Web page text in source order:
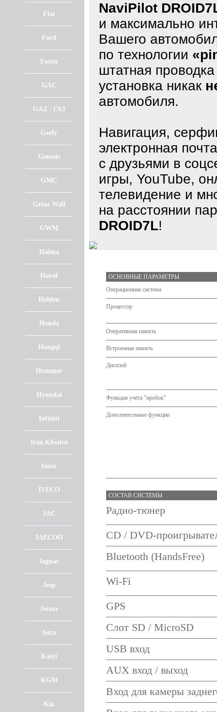
Fiat
Ford
Foton
GAC
GAZ / ГАЗ
Geely
Genesis
GMC
Great Wall
GWM
Haima
Haval
Holden
Honda
Hongqi
Hummer
Hyundai
Infiniti
Iran Khodro
Isuzu
IVECO
JAC
JAECOO
Jaguar
Jeep
Jetour
Jetta
Kaiyi
KGM
Kia
NaviPilot
и максимально
Вашего
по технологии
штатная
установка никак
автомобиля.
Навигация,
электронная
с друзьями в
игры, YouTube,
телевидение и
на расстоянии
DROID7L!
ОСНОВНЫЕ ПАРАМЕТРЫ
Операционная система
Процессор
Оперативная память
Встроенная память
Дисплей
Функция учёта "пробок"
Дополнительные функции
СОСТАВ СИСТЕМЫ
Радио-тюнер
CD / DVD-
Bluetooth (HandsFree)
Wi-Fi
GPS
Слот SD / MicroSD
USB вход
AUX вход / выход
Вход для камеры